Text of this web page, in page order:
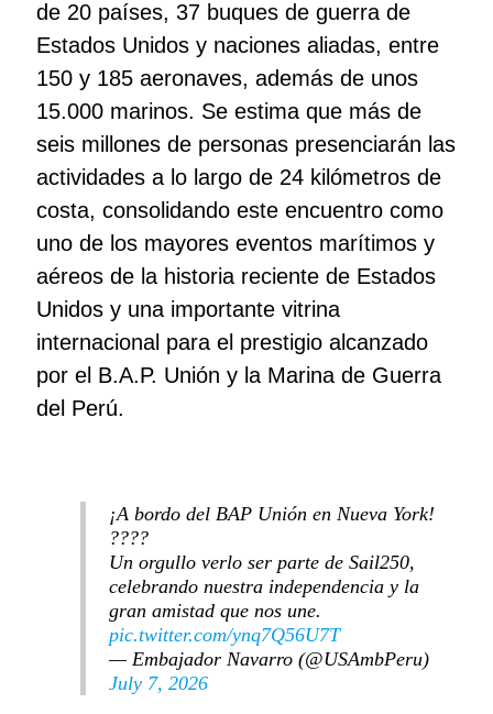
de 20 países, 37 buques de guerra de
Estados Unidos y naciones aliadas, entre
150 y 185 aeronaves, además de unos
15.000 marinos. Se estima que más de
seis millones de personas presenciarán las
actividades a lo largo de 24 kilómetros de
costa, consolidando este encuentro como
uno de los mayores eventos marítimos y
aéreos de la historia reciente de Estados
Unidos y una importante vitrina
internacional para el prestigio alcanzado
por el B.A.P. Unión y la Marina de Guerra
del Perú.
¡A bordo del BAP Unión en Nueva York!
????
Un orgullo verlo ser parte de Sail250,
celebrando nuestra independencia y la
gran amistad que nos une.
pic.twitter.com/ynq7Q56U7T
— Embajador Navarro (@USAmbPeru)
July 7, 2026